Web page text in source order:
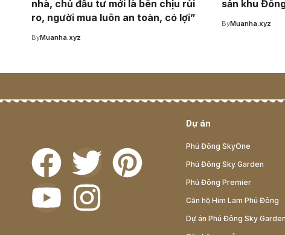
nhà, chủ đầu tư mới là bên chịu rủi
ro, người mua luôn an toàn, có lợi”
ByMuanha.xyz
sản khu
ByMuanha.xyz
Dự án
Phú Đông SkyOne
Phú Đông Sky Garden
Phú Đông Premier
Căn hộ Him Lam Phú Đông
Dự án Phú Đông Sky Garden